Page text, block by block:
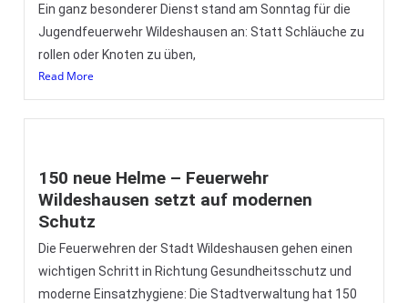
Ein ganz besonderer Dienst stand am Sonntag für die
Jugendfeuerwehr Wildeshausen an: Statt Schläuche zu
rollen oder Knoten zu üben,
Read More
150 neue Helme – Feuerwehr
Wildeshausen setzt auf modernen
Schutz
Die Feuerwehren der Stadt Wildeshausen gehen einen
wichtigen Schritt in Richtung Gesundheitsschutz und
moderne Einsatzhygiene: Die Stadtverwaltung hat 150